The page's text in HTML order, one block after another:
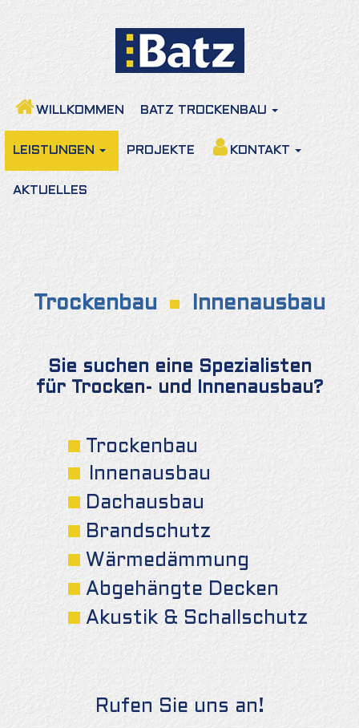
WILLKOMMEN BATZ TROCKENBAU
LEISTUNGEN PROJEKTE KONTAKT
AKTUELLES
Trockenbau Innenausbau
Sie suchen eine Spezialisten
für Trocken- und Innenausbau?
Trockenbau
Innenausbau
Dachausbau
Brandschutz
Wärmedämmung
Abgehängte Decken
Akustik & Schallschutz
Rufen Sie uns an!